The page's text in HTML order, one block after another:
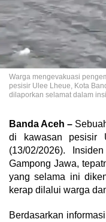
Warga mengevakuasi
pesisir Ulee Lheue, Kota
dilaporkan selamat dalam
Banda Aceh –
di kawasan pesisir
(13/02/2026).
Gampong Jawa,
yang selama ini
kerap dilalui warga
Berdasarkan